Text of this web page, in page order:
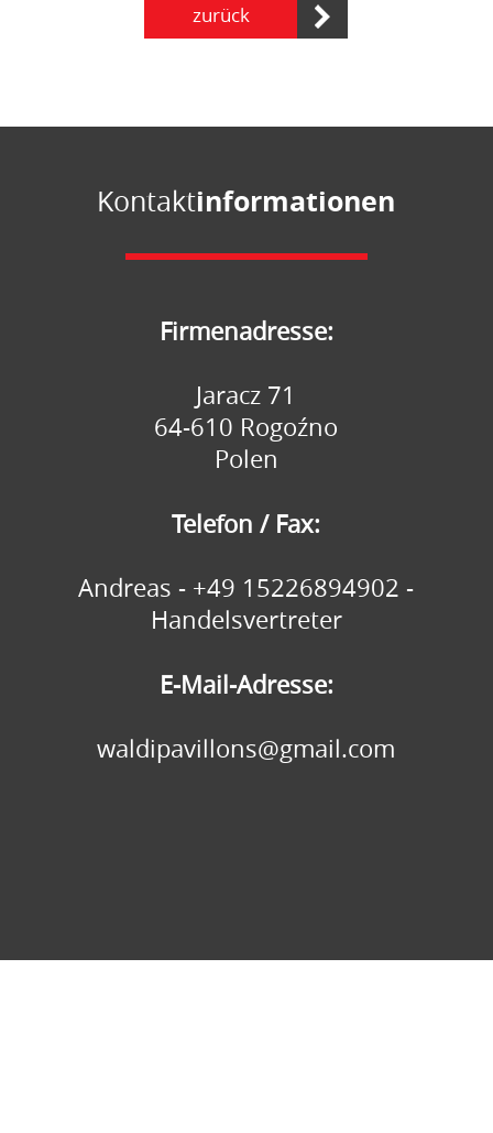
zurück
Kontaktinformationen
Firmenadresse:
Jaracz 71
64-610 Rogoźno
Polen
Telefon / Fax:
Andreas - +49 15226894902 -
Handelsvertreter
E-Mail-Adresse:
waldipavillons@gmail.com